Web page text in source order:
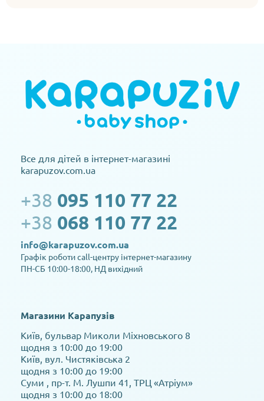
Все для дітей в інтернет-магазині
karapuzov.com.ua
+38 095 110 77 22
+38 068 110 77 22
info@karapuzov.com.ua
Графік роботи call-центру інтернет-магазину
ПН-СБ 10:00-18:00, НД вихідний
Магазини Карапузів
Київ, бульвар Миколи Міхновського 8
щодня з 10:00 до 19:00
Київ, вул. Чистяківська 2
щодня з 10:00 до 19:00
Суми , пр-т. М. Лушпи 41, ТРЦ «Атріум»
щодня з 10:00 до 18:00